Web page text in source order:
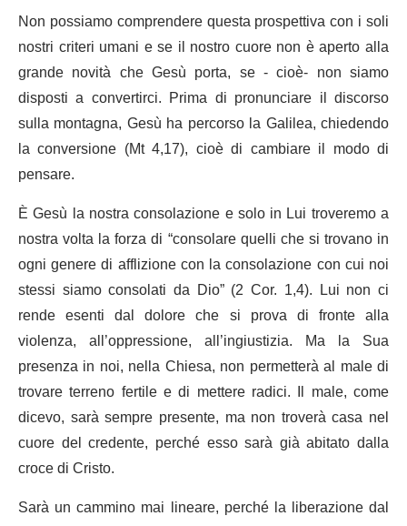
Non possiamo comprendere questa prospettiva con i soli
nostri criteri umani e se il nostro cuore non è aperto alla
grande novità che Gesù porta, se - cioè- non siamo
disposti a convertirci. Prima di pronunciare il discorso
sulla montagna, Gesù ha percorso la Galilea, chiedendo
la conversione (Mt 4,17), cioè di cambiare il modo di
pensare.
È Gesù la nostra consolazione e solo in Lui troveremo a
nostra volta la forza di “consolare quelli che si trovano in
ogni genere di afflizione con la consolazione con cui noi
stessi siamo consolati da Dio” (2 Cor. 1,4). Lui non ci
rende esenti dal dolore che si prova di fronte alla
violenza, all’oppressione, all’ingiustizia. Ma la Sua
presenza in noi, nella Chiesa, non permetterà al male di
trovare terreno fertile e di mettere radici. Il male, come
dicevo, sarà sempre presente, ma non troverà casa nel
cuore del credente, perché esso sarà già abitato dalla
croce di Cristo.
Sarà un cammino mai lineare, perché la liberazione dal